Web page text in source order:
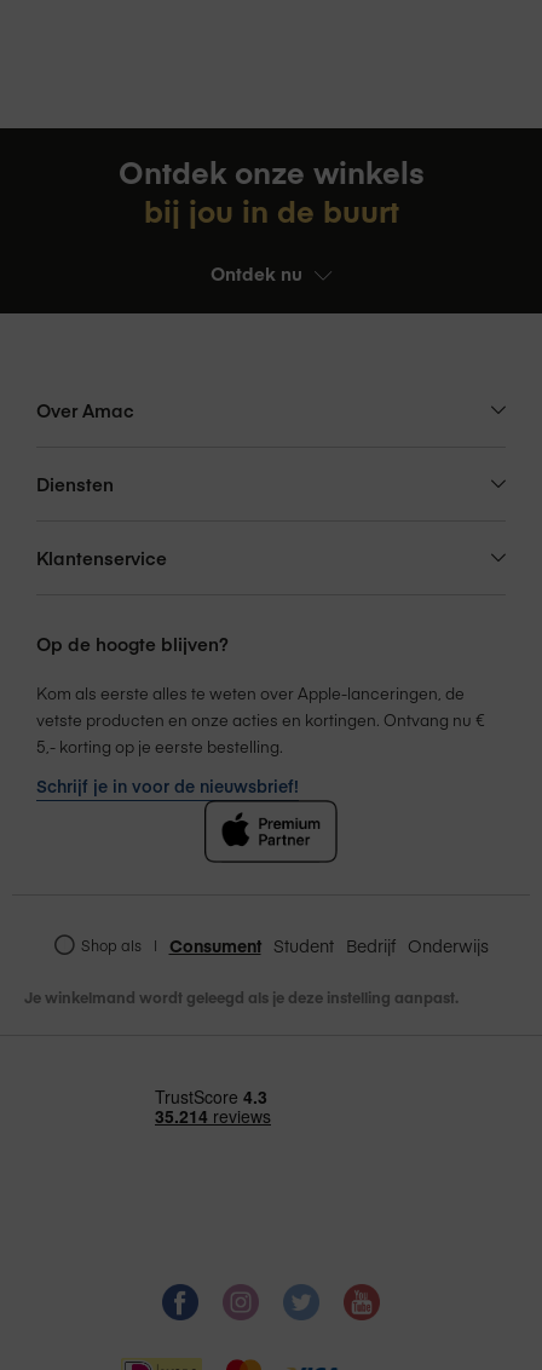
Ontdek onze winkels
bij jou in de buurt
Ontdek nu
Over Amac
Diensten
Klantenservice
Op de hoogte blijven?
Kom als eerste alles te weten over Apple-lanceringen, de
vetste producten en onze acties en kortingen. Ontvang nu €
5,- korting op je eerste bestelling.
Schrijf je in voor de nieuwsbrief!
Shop als | Consument Student Bedrijf Onderwijs
Je winkelmand wordt geleegd als je deze instelling aanpast.